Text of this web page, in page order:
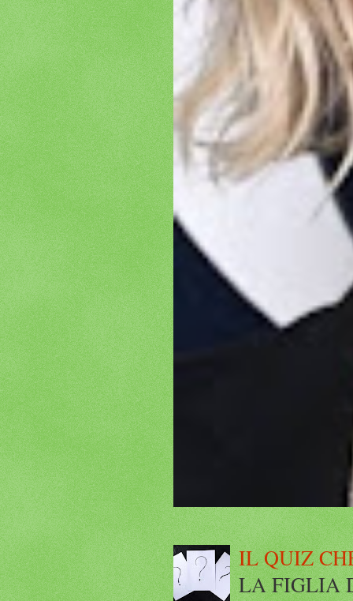
IL QUIZ
LA FIGLIA